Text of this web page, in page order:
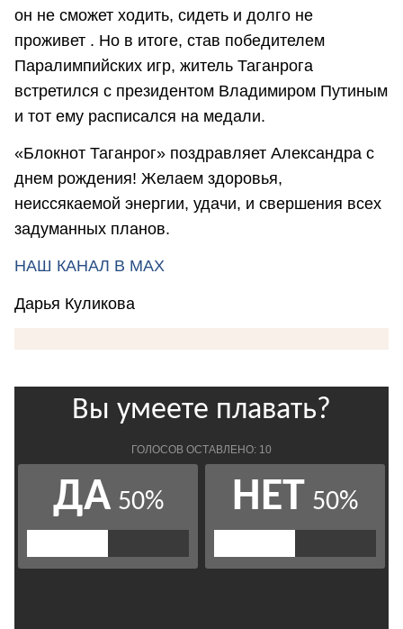
он не сможет ходить, сидеть и долго не
проживет . Но в итоге, став победителем
Паралимпийских игр, житель Таганрога
встретился с президентом Владимиром Путиным
и тот ему расписался на медали.
«Блокнот Таганрог» поздравляет Александра с
днем рождения! Желаем здоровья,
неиссякаемой энергии, удачи, и свершения всех
задуманных планов.
НАШ КАНАЛ В МАХ
Дарья Куликова